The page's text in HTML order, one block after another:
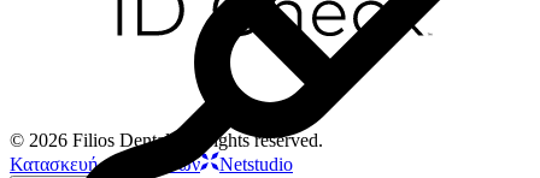
© 2026 Filios Dental. All rights reserved.
Κατασκευή ιστοσελίδων
Netstudio